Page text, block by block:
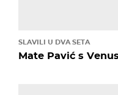
SLAVILI U DVA SETA
Mate Pavić s